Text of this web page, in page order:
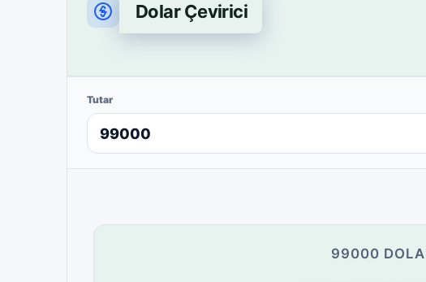
Dolar Çevirici
Tutar
99000